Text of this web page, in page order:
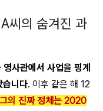
씨의 숨겨진 과
사관에서 사업을 핑계
습니다. 이후 같은 해 12
그의 진짜 정체는 2020